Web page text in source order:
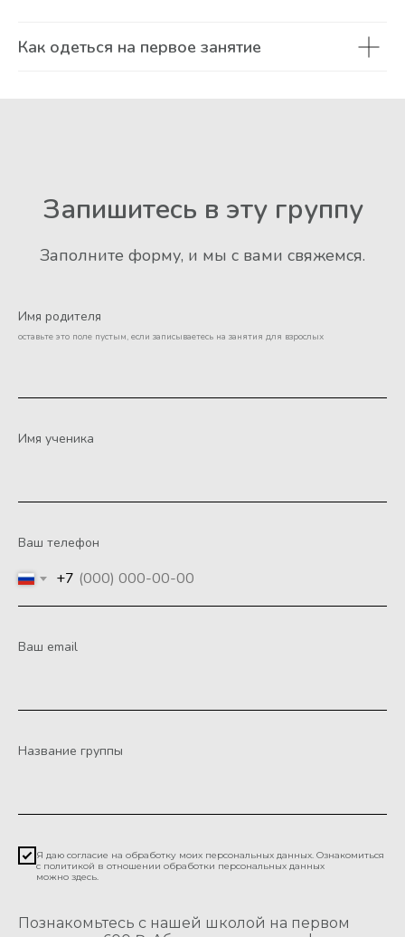
Как одеться на первое занятие
Запишитесь в эту группу
Заполните форму, и мы с вами свяжемся.
Имя родителя
оставьте это поле пустым, если записываетесь на занятия для взрослых
Имя ученика
Ваш телефон
+7
Ваш email
Название группы
Я даю согласие на обработку моих персональных данных. Ознакомиться
с политикой в отношении обработки персональных данных
можно здесь.
Познакомьтесь с нашей школой на первом